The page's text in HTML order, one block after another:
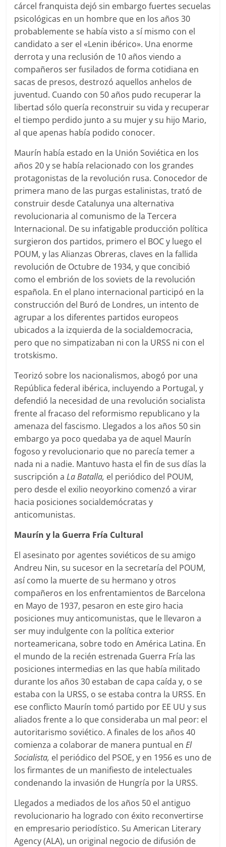
cárcel franquista dejó sin embargo fuertes secuelas
psicológicas en un hombre que en los años 30
probablemente se había visto a sí mismo con el
candidato a ser el «Lenin ibérico». Una enorme
derrota y una reclusión de 10 años viendo a
compañeros ser fusilados de forma cotidiana en
sacas de presos, destrozó aquellos anhelos de
juventud. Cuando con 50 años pudo recuperar la
libertad sólo quería reconstruir su vida y recuperar
el tiempo perdido junto a su mujer y su hijo Mario,
al que apenas había podido conocer.
Maurín había estado en la Unión Soviética en los
años 20 y se había relacionado con los grandes
protagonistas de la revolución rusa. Conocedor de
primera mano de las purgas estalinistas, trató de
construir desde Catalunya una alternativa
revolucionaria al comunismo de la Tercera
Internacional. De su infatigable producción política
surgieron dos partidos, primero el BOC y luego el
POUM, y las Alianzas Obreras, claves en la fallida
revolución de Octubre de 1934, y que concibió
como el embrión de los soviets de la revolución
española. En el plano internacional participó en la
construcción del Buró de Londres, un intento de
agrupar a los diferentes partidos europeos
ubicados a la izquierda de la socialdemocracia,
pero que no simpatizaban ni con la URSS ni con el
trotskismo.
Teorizó sobre los nacionalismos, abogó por una
República federal ibérica, incluyendo a Portugal, y
defendió la necesidad de una revolución socialista
frente al fracaso del reformismo republicano y la
amenaza del fascismo. Llegados a los años 50 sin
embargo ya poco quedaba ya de aquel Maurín
fogoso y revolucionario que no parecía temer a
nada ni a nadie. Mantuvo hasta el fin de sus días la
suscripción aLa Batalla, el periódico del POUM,
pero desde el exilio neoyorkino comenzó a virar
hacia posiciones socialdemócratas y
anticomunistas.
Maurín y la Guerra Fría Cultural
El asesinato por agentes soviéticos de su amigo
Andreu Nin, su sucesor en la secretaría del POUM,
así como la muerte de su hermano y otros
compañeros en los enfrentamientos de Barcelona
en Mayo de 1937, pesaron en este giro hacia
posiciones muy anticomunistas, que le llevaron a
ser muy indulgente con la política exterior
norteamericana, sobre todo en América Latina. En
el mundo de la recién estrenada Guerra Fría las
posiciones intermedias en las que había militado
durante los años 30 estaban de capa caída y, o se
estaba con la URSS, o se estaba contra la URSS. En
ese conflicto Maurín tomó partido por EE UU y sus
aliados frente a lo que consideraba un mal peor: el
autoritarismo soviético. A finales de los años 40
comienza a colaborar de manera puntual enEl
Socialista, el periódico del PSOE, y en 1956 es uno de
los firmantes de un manifiesto de intelectuales
condenando la invasión de Hungría por la URSS.
Llegados a mediados de los años 50 el antiguo
revolucionario ha logrado con éxito reconvertirse
en empresario periodístico. Su American Literary
Agency (ALA), un original negocio de difusión de